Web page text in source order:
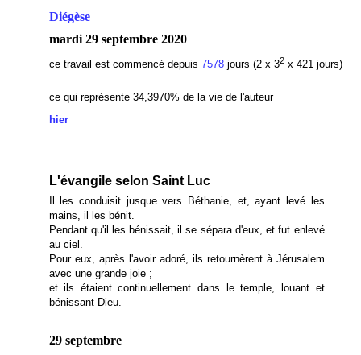
Diégèse
mardi 29 septembre 2020
ce travail est commencé depuis 7578jours (2 x 32x 421 jours)
ce qui représente 34,3970% de la vie de l'auteur
hier
L'évangile selon Saint Luc
Il les conduisit jusque vers Béthanie, et, ayant levé les
mains, il les bénit.
Pendant qu'il les bénissait, il se sépara d'eux, et fut enlevé
au ciel.
Pour eux, après l'avoir adoré, ils retournèrent à Jérusalem
avec une grande joie ;
et ils étaient continuellement dans le temple, louant et
bénissant Dieu.
29 septembre